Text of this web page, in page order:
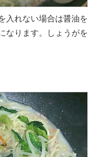
入れない場合は醤油を
なります。しょうがを